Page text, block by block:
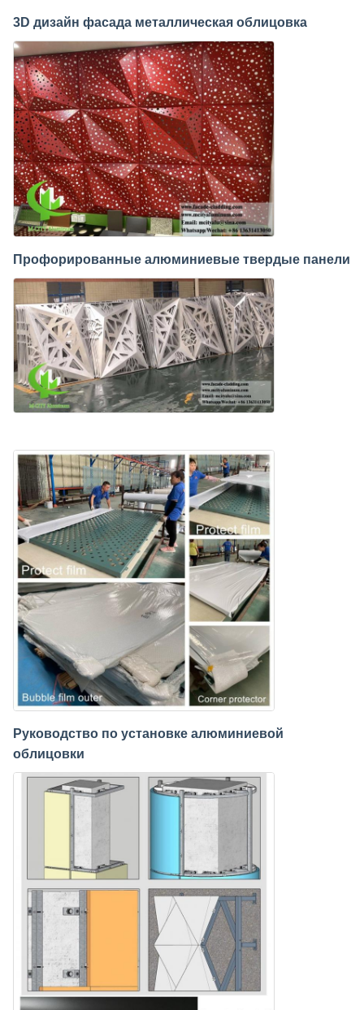
3D дизайн фасада металлическая облицовка
Профорированные алюминиевые твердые панели
Руководство по установке алюминиевой
облицовки